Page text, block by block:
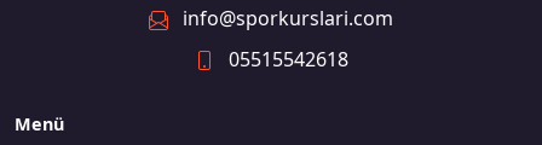
info@sporkurslari.com
05515542618
Menü